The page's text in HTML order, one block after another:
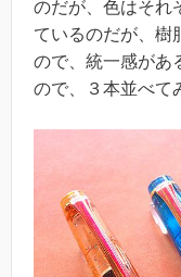
のだが、色はそれ
ているのだが、樹
ので、統一感があ
ので、３本並べて